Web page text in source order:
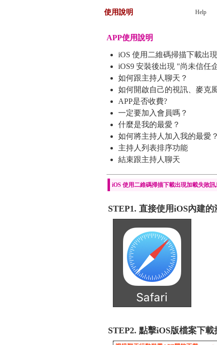
使用說明 Help
APP使用說明
iOS 使用二維碼掃描下載出
iOS9 安裝後出現 "尚未信任
如何跟主持人聊天？
如何開啟自己的視訊、麥克
APP是否收費?
一定要加入會員嗎？
什麼是我的最愛？
如何將主持人加入我的最愛
主持人列表排序功能
結束跟主持人聊天
iOS 使用二維碼掃描下載出現加載失敗
STEP1. 直接使用iOS內建
STEP2. 點擊iOS版檔案下